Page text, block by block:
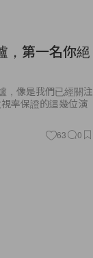
，第一名你絕
，像是我們已經關注
率保證的這幾位演
63 0